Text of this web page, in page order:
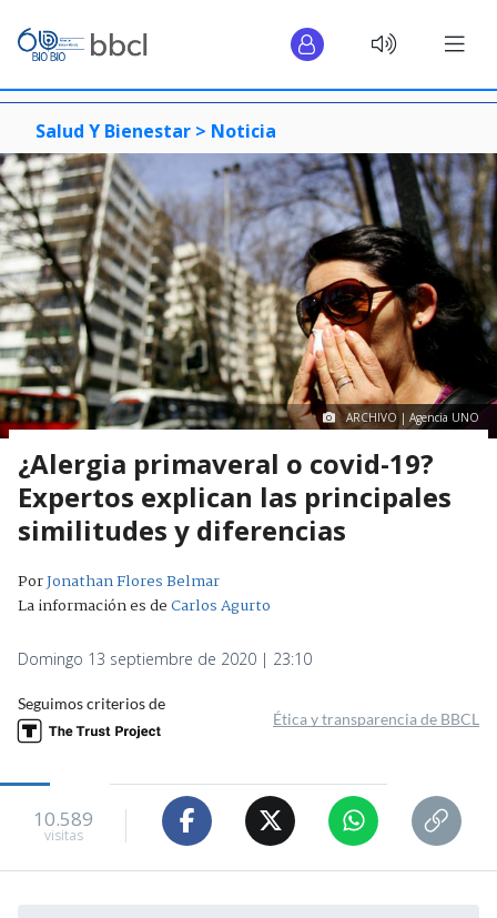
Salud Y Bienestar > Noticia
ARCHIVO | Agencia UNO
¿Alergia primaveral o covid-19?
Expertos explican las principales
similitudes y diferencias
PorJonathan Flores Belmar
La información es deCarlos Agurto
Domingo 13 septiembre de 2020 | 23:10
Seguimos criterios de
Ética y transparencia de BBCL
10.589
visitas